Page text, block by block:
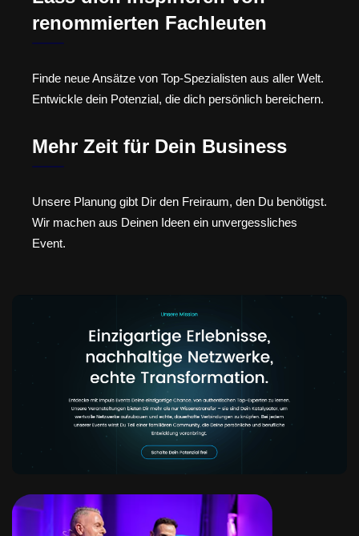
renommierten Fachleuten
Finde neue Ansätze von Top-Spezialisten aus aller Welt.
Entwickle dein Potenzial, die dich persönlich bereichern.
Mehr Zeit für Dein Business
Unsere Planung gibt Dir den Freiraum, den Du benötigst.
Wir machen aus Deinen Ideen ein unvergessliches
Event.